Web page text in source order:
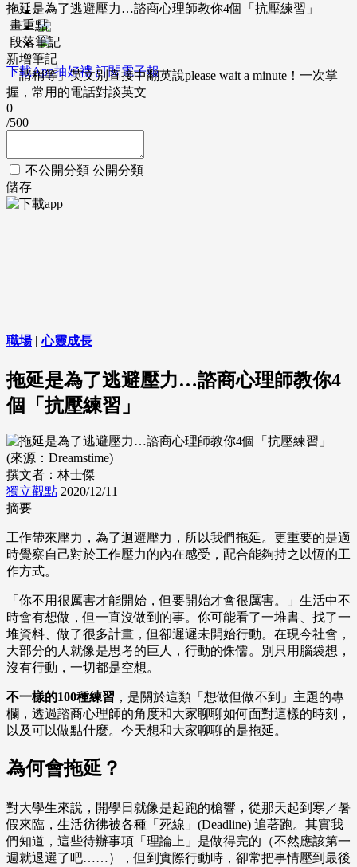
下載App抽好禮 訂閱電子報
拖延是為了逃避壓力…諮商心理師教你4個「抗壓練習」
畫重點
段落筆記
新增筆記
「請稍等」英文別直接中翻英說please wait a minute！一次掌
握，常用的電話對談英文
0
/500
不公開分類 公開分類
儲存
職場|心靈成長
拖延是為了逃避壓力…諮商心理師教你4
個「抗壓練習」
(來源：Dreamstime)
撰文者：林士傑
獨立觀點 2020/12/11
摘要
工作帶來壓力，為了迴避壓力，所以我們拖延。更重要的是適
時覺察自己對於工作壓力的內在感受，配合能夠持之以恆的工
作方式。
「你不用很厲害才能開始，但要開始才會很厲害。」生活中不
時會有想做，但一直沒做到的事。你可能看了一堆書、找了一
堆資料、做了很多計畫，但卻遲遲未開始行動。在現今社會，
大部分的人就像是思考的巨人，行動的侏儒。別只用腦袋想，
沒有行動，一切都是空想。
不一樣的100種練習 ，是關於這類「想做但做不到」主題的專
欄，透過諮商心理師的角度和大家聊聊如何面對這樣的時刻，
以及可以做點什麼。今天想和大家聊聊的是拖延。
為何會拖延？
對大學生來說，開學日就像是起跑的槍響，從那天起到寒／暑
假來臨，生活彷彿被各種「死線」(Deadline) 追著跑。其實我
們知道，這些待辦事項「理論上」是做得完的（不然應該第一
週就退選了吧……），但到實際行動時，卻常把事情壓到最後